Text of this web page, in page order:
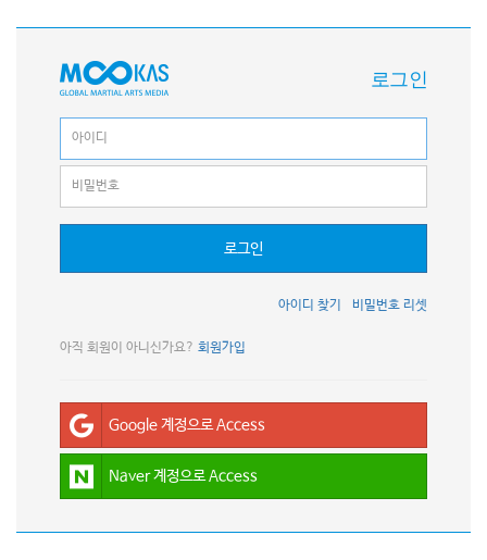
로그인
로그인
비밀번호 리셋
아이디 찾기
아직 회원이 아니신가요? 회원가입
Google 계정으로 Access
Naver 계정으로 Access